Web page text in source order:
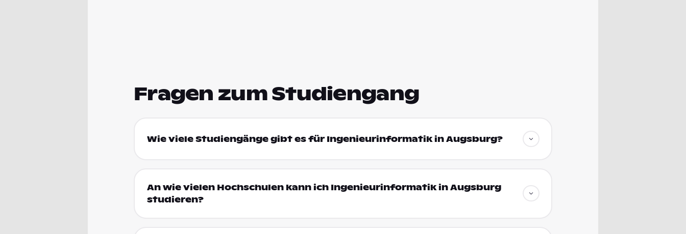
Fragen zum Studiengang
Wie viele Studiengänge gibt es für Ingenieurinformatik in Augsburg?
An wie vielen Hochschulen kann ich Ingenieurinformatik in Augsburg
studieren?